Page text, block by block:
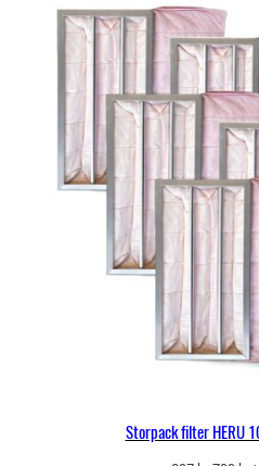
Storpack filter HERU